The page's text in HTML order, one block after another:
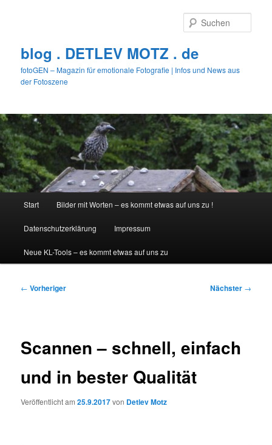
blog . DETLEV MOTZ . de
fotoGEN – Magazin für emotionale Fotografie | Infos und News aus
der Fotoszene
Start Bilder mit Worten – es kommt etwas auf uns zu !
Datenschutzerklärung Impressum
Neue KL-Tools – es kommt etwas auf uns zu
Beitragsnavigation
← Vorheriger Nächster →
Scannen – schnell, einfach
und in bester Qualität
Veröffentlicht am25.9.2017von Detlev Motz